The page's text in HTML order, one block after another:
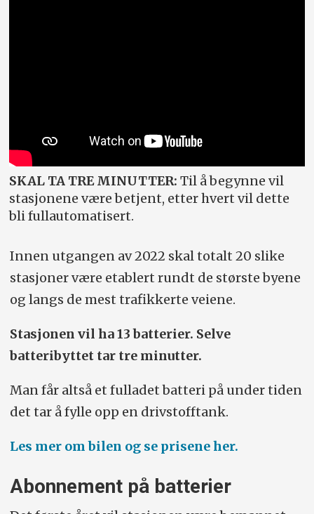
SKAL TA TRE MINUTTER:Til å begynne vil
stasjonene være betjent, etter hvert vil dette
bli fullautomatisert.
Innen utgangen av 2022 skal totalt 20 slike
stasjoner være etablert rundt de største byene
og langs de mest trafikkerte veiene.
Stasjonen vil ha 13 batterier. Selve
batteribyttet tar tre minutter.
Man får altså et fulladet batteri på under tiden
det tar å fylle opp en drivstofftank.
Les mer om bilen og se prisene her.
Abonnement på batterier